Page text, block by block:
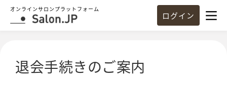
オンラインサロンプラットフォーム
ログイン
退会手続きのご案内